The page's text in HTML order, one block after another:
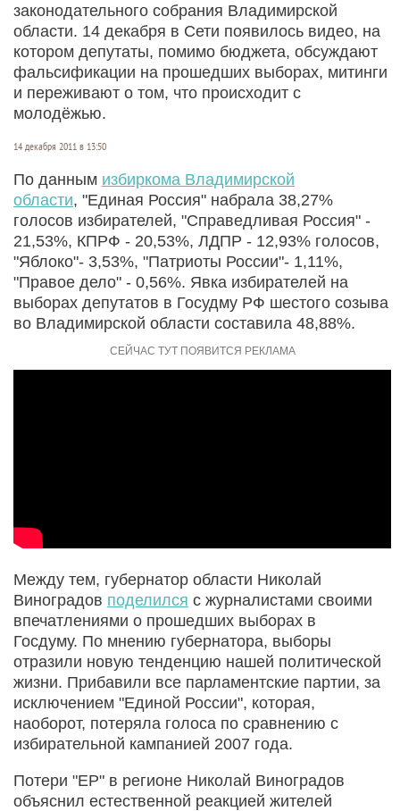
законодательного собрания Владимирской
области. 14 декабря в Сети появилось видео, на
котором депутаты, помимо бюджета, обсуждают
фальсификации на прошедших выборах, митинги
и переживают о том, что происходит с
молодёжью.
14 декабря 2011 в 13:50
По данным избиркома Владимирской
области, "Единая Россия" набрала 38,27%
голосов избирателей, "Справедливая Россия" -
21,53%, КПРФ - 20,53%, ЛДПР - 12,93% голосов,
"Яблоко"- 3,53%, "Патриоты России"- 1,11%,
"Правое дело" - 0,56%. Явка избирателей на
выборах депутатов в Госудму РФ шестого созыва
во Владимирской области составила 48,88%.
Между тем, губернатор области Николай
Виноградов поделился с журналистами своими
впечатлениями о прошедших выборах в
Госдуму. По мнению губернатора, выборы
отразили новую тенденцию нашей политической
жизни. Прибавили все парламентские партии, за
исключением "Единой России", которая,
наоборот, потеряла голоса по сравнению с
избирательной кампанией 2007 года.
Потери "ЕР" в регионе Николай Виноградов
объяснил естественной реакцией жителей